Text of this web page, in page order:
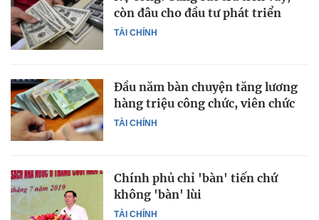
TÀI CHÍNH
còn đâu cho đầu tư phát triển
TÀI CHÍNH
Đầu năm bàn chuyện tăng lương
hàng triệu công chức, viên chức
TÀI CHÍNH
Chính phủ chỉ 'bàn' tiến chứ
không 'bàn' lùi